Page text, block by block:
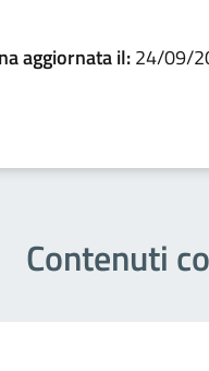
aggiornata il:24/09/
Contenuti